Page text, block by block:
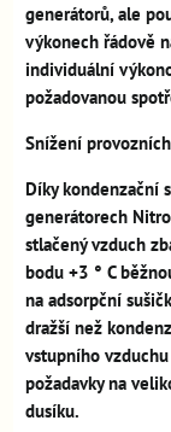
generátorů, ale
výkonech řádově
individuální
požadovanou
Snížení
Díky kondenzační
generátorech
stlačený vzduch
bodu +3 ° C
na adsorpční
dražší než
vstupního
požadavky na
dusíku.